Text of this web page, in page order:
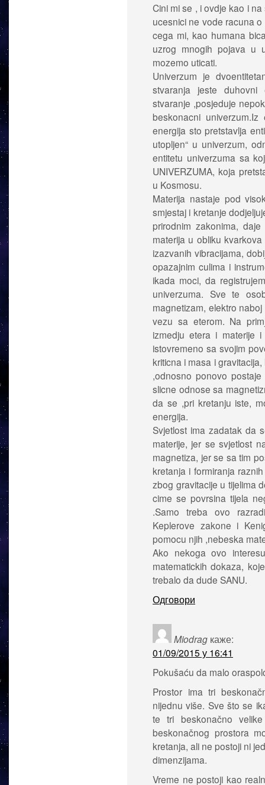
Cini mi se , i ovdje kao i
ucesnici ne vode racuna
cega mi, kao humana
uzrog mnogih pojava u
mozemo uticati.
Univerzum je
stvaranja jeste
stvaranje ,posjeduje
beskonacni
energija sto pretstavlja
utopljen“ u univerzum,
entitetu univerzuma sa
UNIVERZUMA, koja
u Kosmosu.
Materija nastaje pod
smjestaj i kretanje
prirodnim zakonima,
materija u obliku
izazvanih vibracijama,
opazajnim culima i
ikada moci, da
univerzuma. Sve te
magnetizam, elektro
vezu sa eterom. Na
izmedju etera i materije
istovremeno sa svojim
kriticna i masa i
,odnosno ponovo
slicne odnose sa
da se ,pri kretanju iste,
energija.
Svjetlost ima zadatak da
materije, jer se svjetlost
magnetiza, jer se sa tim
kretanja i formiranja
zbog gravitacije u tijelima
cime se povrsina tijela
.Samo treba ovo
Keplerove zakone i
pomocu njih ,nebeska
Ako nekoga ovo
matematickih dokaza,
trebalo da dude SANU.
Одговори
Miodrag каже:
01/09/2015 у 16:41
Pokušaću da malo
Prostor ima tri
nijednu više. Sve što se
te tri beskonačno
beskonačnog prostora
kretanja, ali ne postoji ni
dimenzijama.
Vreme ne postoji kao